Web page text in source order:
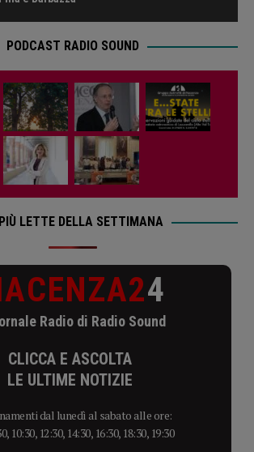
PODCAST RADIO SOUND
LETTE DELLA SETTIMANA
4
Radio di Radio Sound
CLICCA E ASCOLTA
LE ULTIME NOTIZIE
dal lunedì al sabato alle ore:
10:30, 12:30, 14:30, 16:30, 18:30, 19:30